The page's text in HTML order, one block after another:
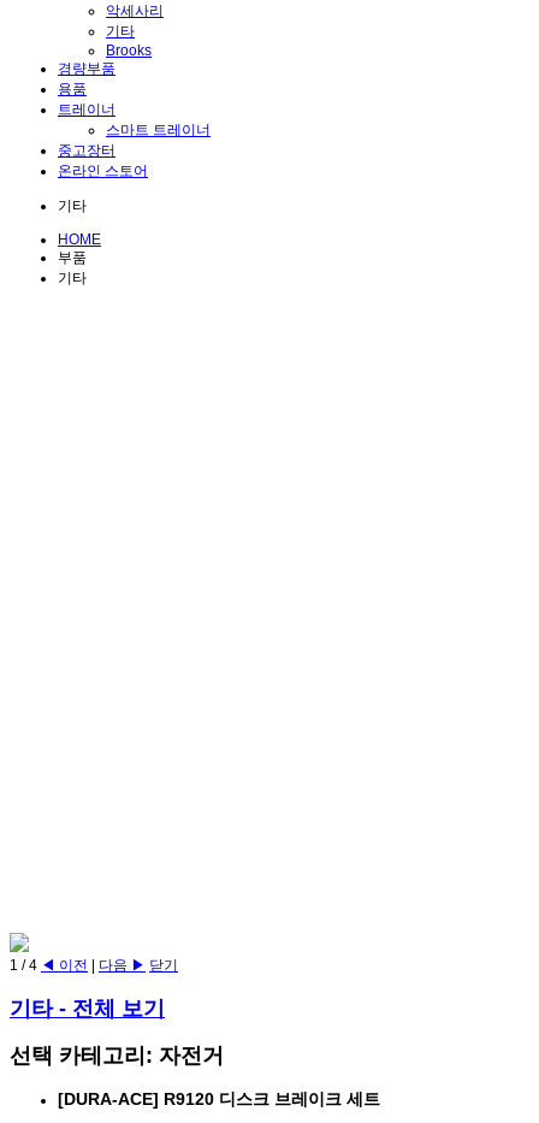
악세사리
기타
Brooks
경량부품
용품
트레이너
스마트 트레이너
중고장터
온라인 스토어
기타
HOME
부품
기타
1 /4 ◀ 이전 다음 ▶ 닫기
기타- 전체 보기
선택 카테고리: 자전거
[DURA-ACE] R9120 디스크 브레이크 세트